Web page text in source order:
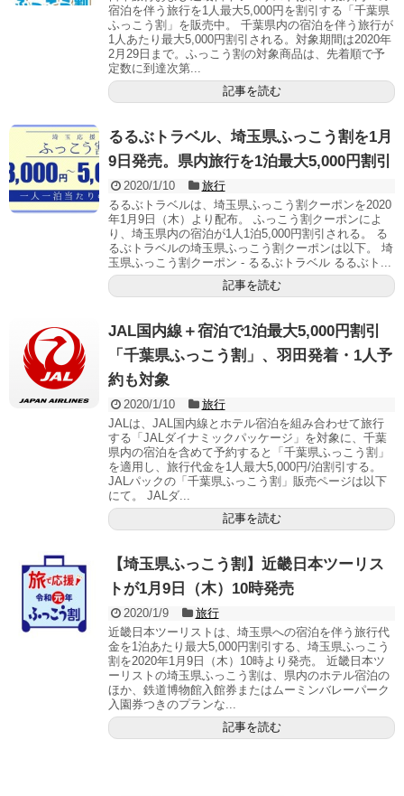
宿泊を伴う旅行を1人最大5,000円を割引する「千葉県
ふっこう割」を販売中。 千葉県内の宿泊を伴う旅行が
1人あたり最大5,000円割引される。対象期間は2020年
2月29日まで。ふっこう割の対象商品は、先着順で予
定数に到達次第...
記事を読む
るるぶトラベル、埼玉県ふっこう割を1月
9日発売。県内旅行を1泊最大5,000円割引
2020/1/10
旅行
るるぶトラベルは、埼玉県ふっこう割クーポンを2020
年1月9日（木）より配布。 ふっこう割クーポンによ
り、埼玉県内の宿泊が1人1泊5,000円割引される。 る
るぶトラベルの埼玉県ふっこう割クーポンは以下。 埼
玉県ふっこう割クーポン - るるぶトラベル るるぶト...
記事を読む
JAL国内線＋宿泊で1泊最大5,000円割引
「千葉県ふっこう割」、羽田発着・1人予
約も対象
2020/1/10
旅行
JALは、JAL国内線とホテル宿泊を組み合わせて旅行
する「JALダイナミックパッケージ」を対象に、千葉
県内の宿泊を含めて予約すると「千葉県ふっこう割」
を適用し、旅行代金を1人最大5,000円/泊割引する。
JALパックの「千葉県ふっこう割」販売ページは以下
にて。 JALダ...
記事を読む
【埼玉県ふっこう割】近畿日本ツーリス
トが1月9日（木）10時発売
2020/1/9
旅行
近畿日本ツーリストは、埼玉県への宿泊を伴う旅行代
金を1泊あたり最大5,000円割引する、埼玉県ふっこう
割を2020年1月9日（木）10時より発売。 近畿日本ツ
ーリストの埼玉県ふっこう割は、県内のホテル宿泊の
ほか、鉄道博物館入館券またはムーミンバレーパーク
入園券つきのプランな...
記事を読む